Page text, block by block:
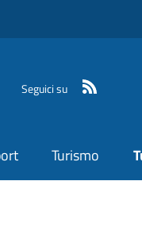
Seguici su
Turismo